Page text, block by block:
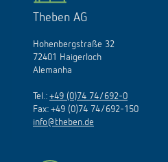
Theben AG
Hohenbergstraße 32
72401 Haigerloch
Alemanha
Tel.: +49 (0)74 74/692-0
Fax: +49 (0)74 74/692-150
info@theben.de